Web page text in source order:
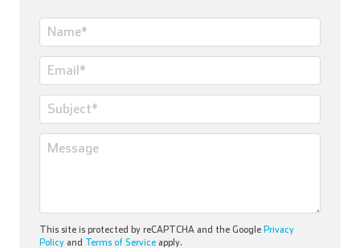
This site is protected by reCAPTCHA and the Google Privacy
Policy and Terms of Service apply.